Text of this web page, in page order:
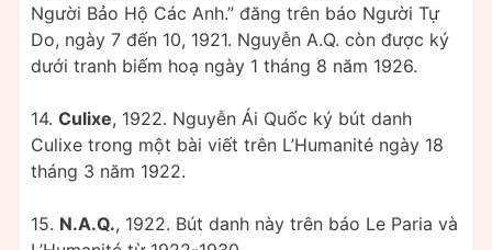
Người Bảo Hộ Các Anh.” đăng trên báo Người Tự
Do, ngày 7 đến 10, 1921. Nguyễn A.Q. còn được ký
dưới tranh biếm hoạ ngày 1 tháng 8 năm 1926.
14. Culixe, 1922. Nguyễn Ái Quốc ký bút danh
Culixe trong một bài viết trên L’Humanité ngày 18
tháng 3 năm 1922.
15. N.A.Q., 1922. Bút danh này trên báo Le Paria và